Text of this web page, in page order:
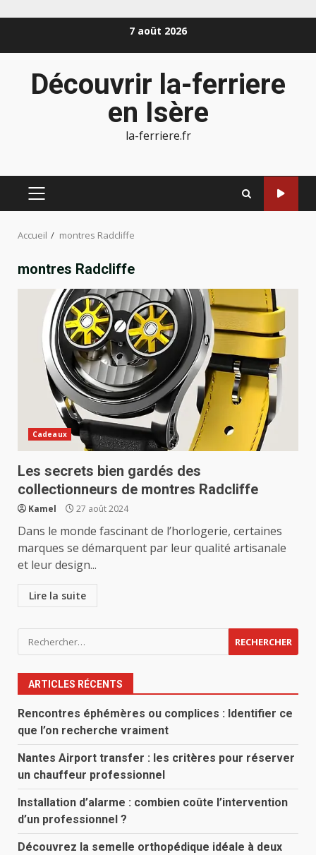
7 août 2026
Découvrir la-ferriere
en Isère
la-ferriere.fr
MENU
Accueil montres Radcliffe
montres Radcliffe
Cadeaux
Les secrets bien gardés des
collectionneurs de montres Radcliffe
Kamel 27 août 2024
Dans le monde fascinant de l’horlogerie, certaines
marques se démarquent par leur qualité artisanale
et leur design...
Lire la suite
Rechercher :
ARTICLES RÉCENTS
Rencontres éphémères ou complices : Identifier ce
que l’on recherche vraiment
Nantes Airport transfer : les critères pour réserver
un chauffeur professionnel
Installation d’alarme : combien coûte l’intervention
d’un professionnel ?
Découvrez la semelle orthopédique idéale à deux